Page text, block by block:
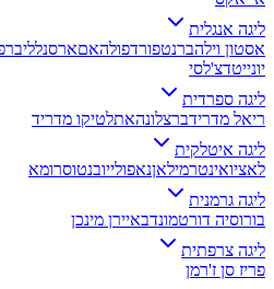
ליגה אנגלית
אסטון וילהברנטפורדפולהאםארסנל
יונייטדצ'לסי
ליגה ספרדית
ריאל מדרידברצלונהאתלטיקו מדריד
ליגה איטלקית
לאציואינטרמילאןנאפולייובנטוסרומא
ליגה גרמנית
בורוסיה דורטמונדבאיירן מינכן
ליגה צרפתית
פריז סן ז'רמן